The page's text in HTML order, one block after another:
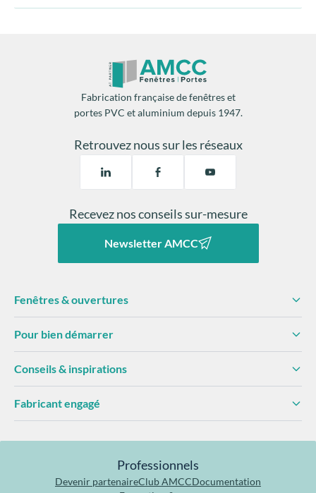
durable des finitions dans le temps.
C’est une porte pensée pour durer, pas pour suivre une
mode passagère.
La porte DAPHNÉ elle adaptée à un projet de
sur-mesure, la porte Prestige Nature
DAPHNÉ permet de transformer l’entrée existante sans
modifier la maçonnerie. Elle modernise immédiatement
Fabrication française de fenêtres et
portes PVC et aluminium depuis 1947.
Retrouvez nous sur les réseaux
Recevez nos conseils sur-mesure
Newsletter AMCC
Fenêtres & ouvertures
Pour bien démarrer
Conseils & inspirations
Fabricant engagé
Professionnels
Devenir partenaireClub AMCCDocumentation